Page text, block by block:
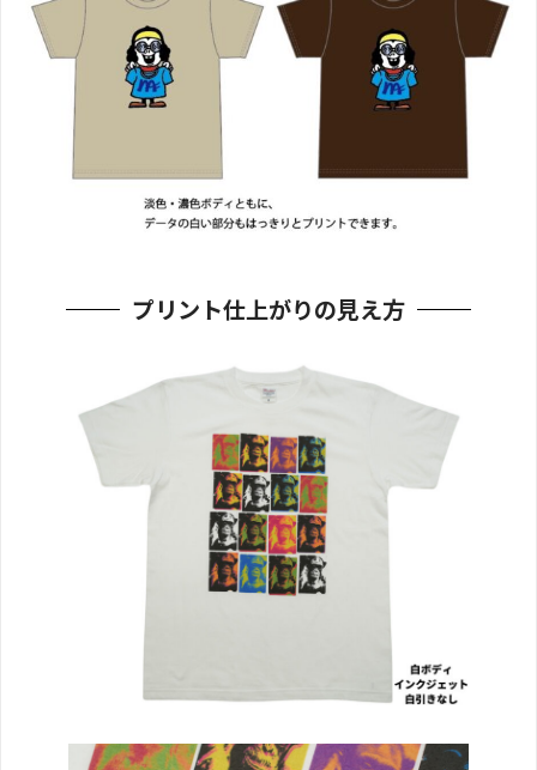
プリント仕上がりの見え方